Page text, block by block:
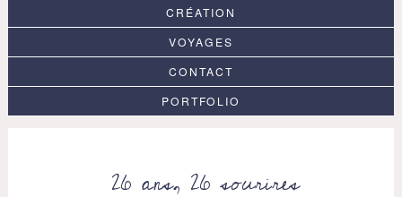
CRÉATION
VOYAGES
CONTACT
PORTFOLIO
26 ans, 26 sourires